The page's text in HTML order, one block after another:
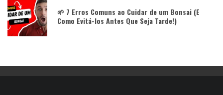
🌱 7 Erros Comuns ao Cuidar de um Bonsai (E
Como Evitá-los Antes Que Seja Tarde!)